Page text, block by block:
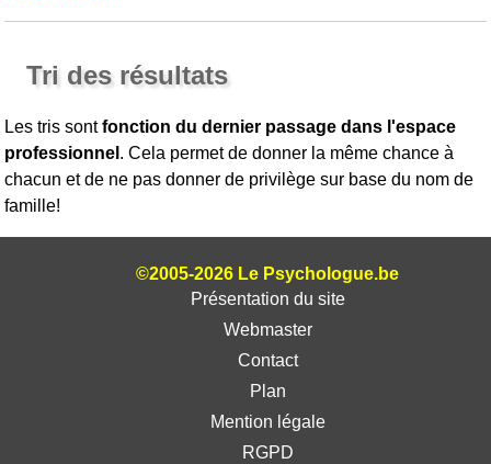
Tri des résultats
Les tris sontfonction du dernier passage dans l'espace
professionnel . Cela permet de donner la même chance à
chacun et de ne pas donner de privilège sur base du nom de
famille!
©2005-2026 Le Psychologue.be
Présentation du site
Webmaster
Contact
Plan
Mention légale
RGPD